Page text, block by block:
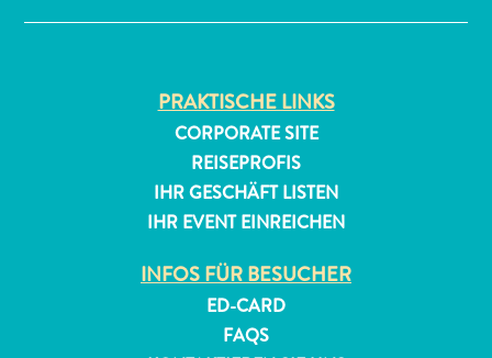
PRAKTISCHE LINKS
CORPORATE SITE
REISEPROFIS
IHR GESCHÄFT LISTEN
IHR EVENT EINREICHEN
INFOS FÜR BESUCHER
ED-CARD
FAQS